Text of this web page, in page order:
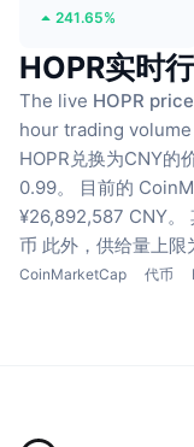
241.65%
HOPR实时
The live HOPR
hour trading volume
HOPR兑换为CNY的价
0.99。
目前的
¥26,892,587 CNY。
币 此外，供给量上限
CoinMarketCap 代币